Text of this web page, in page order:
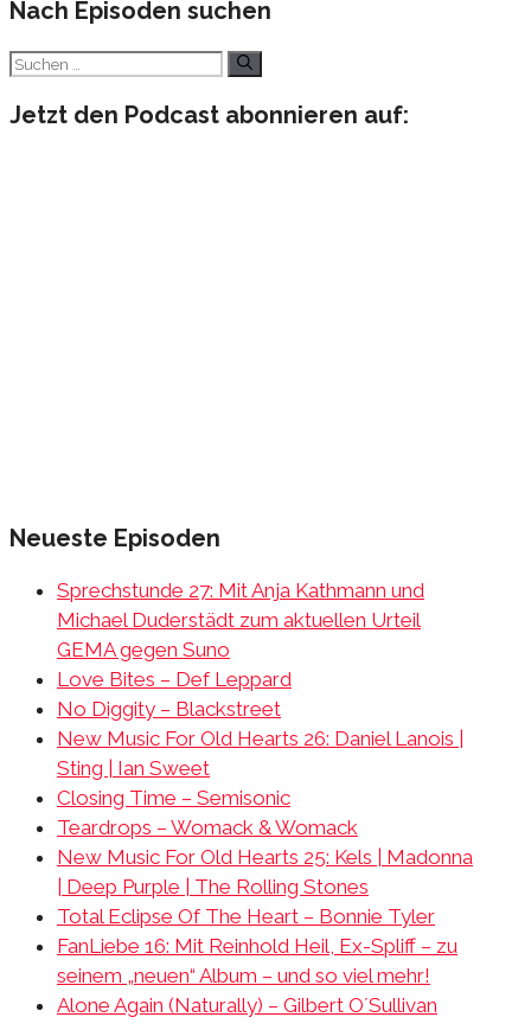
Nach Episoden suchen
Suchen
Jetzt den Podcast abonnieren auf:
Neueste Episoden
Sprechstunde 27: Mit Anja Kathmann und
Michael Duderstädt zum aktuellen Urteil
GEMA gegen Suno
Love Bites – Def Leppard
No Diggity – Blackstreet
New Music For Old Hearts 26: Daniel Lanois |
Sting | Ian Sweet
Closing Time – Semisonic
Teardrops – Womack & Womack
New Music For Old Hearts 25: Kels | Madonna
| Deep Purple | The Rolling Stones
Total Eclipse Of The Heart – Bonnie Tyler
FanLiebe 16: Mit Reinhold Heil, Ex-Spliff – zu
seinem „neuen“ Album – und so viel mehr!
Alone Again (Naturally) – Gilbert O´Sullivan